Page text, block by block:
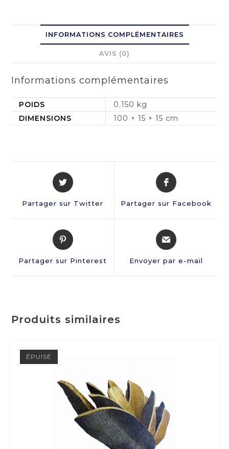
INFORMATIONS COMPLÉMENTAIRES
AVIS (0)
Informations complémentaires
POIDS
0.150 kg
DIMENSIONS
100 × 15 × 15 cm
Partager sur Twitter Partager sur Facebook
Partager sur Pinterest Envoyer par e-mail
Produits similaires
ÉPUISÉ